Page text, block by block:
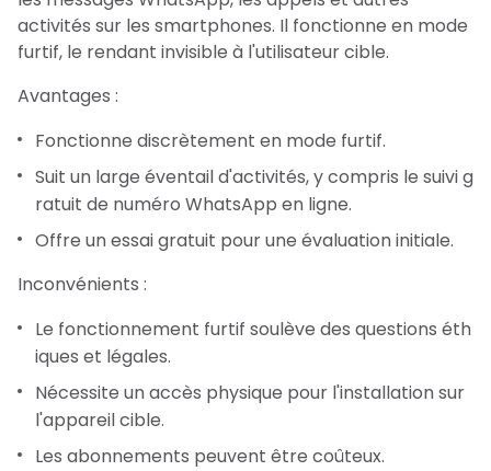
activités sur les smartphones. Il fonctionne en mode
furtif, le rendant invisible à l'utilisateur cible.
Avantages :
Fonctionne discrètement en mode furtif.
Suit un large éventail d'activités, y compris le suivi g
ratuit de numéro WhatsApp en ligne.
Offre un essai gratuit pour une évaluation initiale.
Inconvénients :
Le fonctionnement furtif soulève des questions éth
iques et légales.
Nécessite un accès physique pour l'installation sur
l'appareil cible.
Les abonnements peuvent être coûteux.